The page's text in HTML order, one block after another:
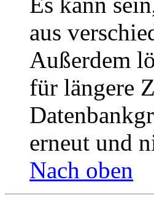
aus
Außerdem
für längere
erneut und
Nach oben